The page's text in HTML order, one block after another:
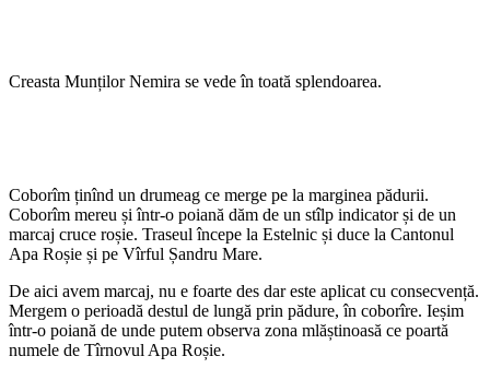
Creasta Munților Nemira se vede în toată splendoarea.
Coborîm ținînd un drumeag ce merge pe la marginea pădurii.
Coborîm mereu și într-o poiană dăm de un stîlp indicator și de un
marcaj cruce roșie. Traseul începe la Estelnic și duce la Cantonul
Apa Roșie și pe Vîrful Șandru Mare.
De aici avem marcaj, nu e foarte des dar este aplicat cu consecvență.
Mergem o perioadă destul de lungă prin pădure, în coborîre. Ieșim
într-o poiană de unde putem observa zona mlăștinoasă ce poartă
numele de Tîrnovul Apa Roșie.